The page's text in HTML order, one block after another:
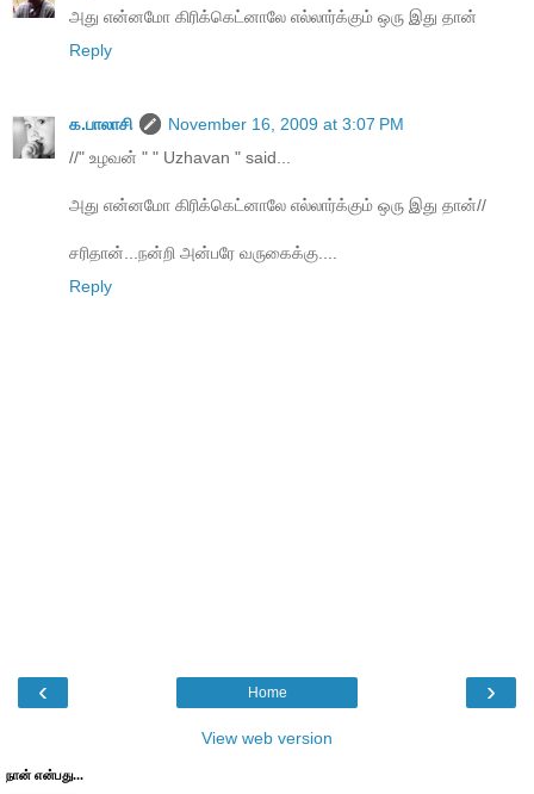
அது என்னமோ கிரிக்கெட்னாலே எல்லார்க்கும் ஒரு இது தான்
Reply
க.பாலாசி
November 16, 2009 at 3:07 PM
//" உழவன் " " Uzhavan " said...
அது என்னமோ கிரிக்கெட்னாலே எல்லார்க்கும் ஒரு இது தான்//
சரிதான்...நன்றி அன்பரே வருகைக்கு....
Reply
‹ ›
Home
View web version
நான் என்பது...